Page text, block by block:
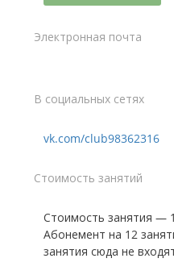
Электронная почта
В социальных сетях
vk.com/club98362316
Стоимость занятий
Стоимость занятия —
Абонемент на 12